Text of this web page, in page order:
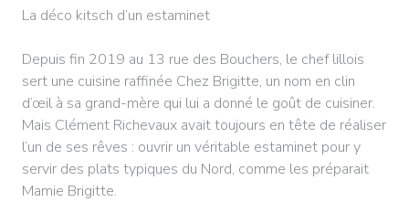
La déco kitsch d’un estaminet
Depuis fin 2019 au 13 rue des Bouchers, le chef lillois
sert une cuisine raffinée Chez Brigitte, un nom en clin
d’œil à sa grand-mère qui lui a donné le goût de cuisiner.
Mais Clément Richevaux avait toujours en tête de réaliser
l’un de ses rêves : ouvrir un véritable estaminet pour y
servir des plats typiques du Nord, comme les préparait
Mamie Brigitte.